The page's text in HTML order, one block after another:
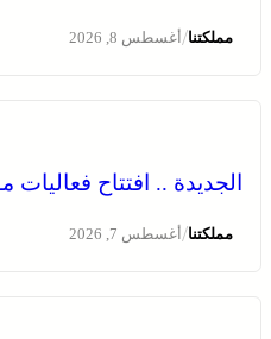
مملكتنا/أغسطس 8, 2026
الجديدة .. افتتاح فعاليات
مملكتنا/أغسطس 7, 2026